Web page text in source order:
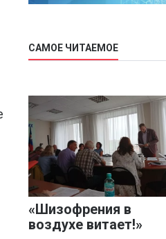
САМОЕ ЧИТАЕМОЕ
«Шизофрения в
воздухе витает!»